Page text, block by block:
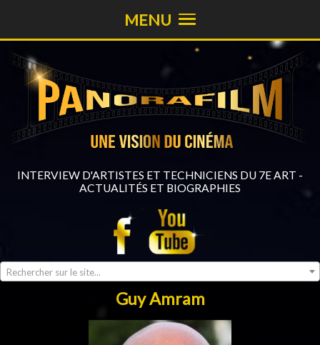
INTERVIEW D'ARTISTES ET TECHNICIENS DU 7E ART -
ACTUALITÉS ET BIOGRAPHIES
Rechercher sur le site...
MENU
Guy Amram